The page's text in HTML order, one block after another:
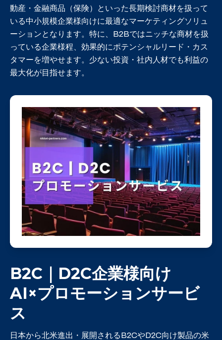
動産・金融商品（保険）といった長期検討商材を扱って
いる中小規模企業様向けに最適なマーケティングソリュ
ーションとなります。特に、B2Bではニッチな商材を扱
っている企業様程、効果的にポテンシャルリード・カス
タマーを増やせます。少ない投資・社内人材でも利益の
最大化が目指せます。
B2C｜D2C企業様向け
AI×プロモーションサービ
ス
日本から北米進出・展開されるB2CやD2C向け製品の米